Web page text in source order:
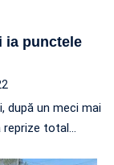
ia punctele
după un meci mai
reprize total…